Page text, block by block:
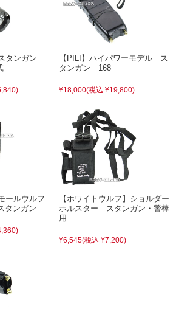
タンガン
【PILI】ハイパワーモデル ス
タンガン 168
¥18,000(税込 ¥19,800)
ールウルフ
タンガン
【ホワイトウルフ】ショルダー
ホルスター スタンガン・警棒
用
¥6,545(税込 ¥7,200)